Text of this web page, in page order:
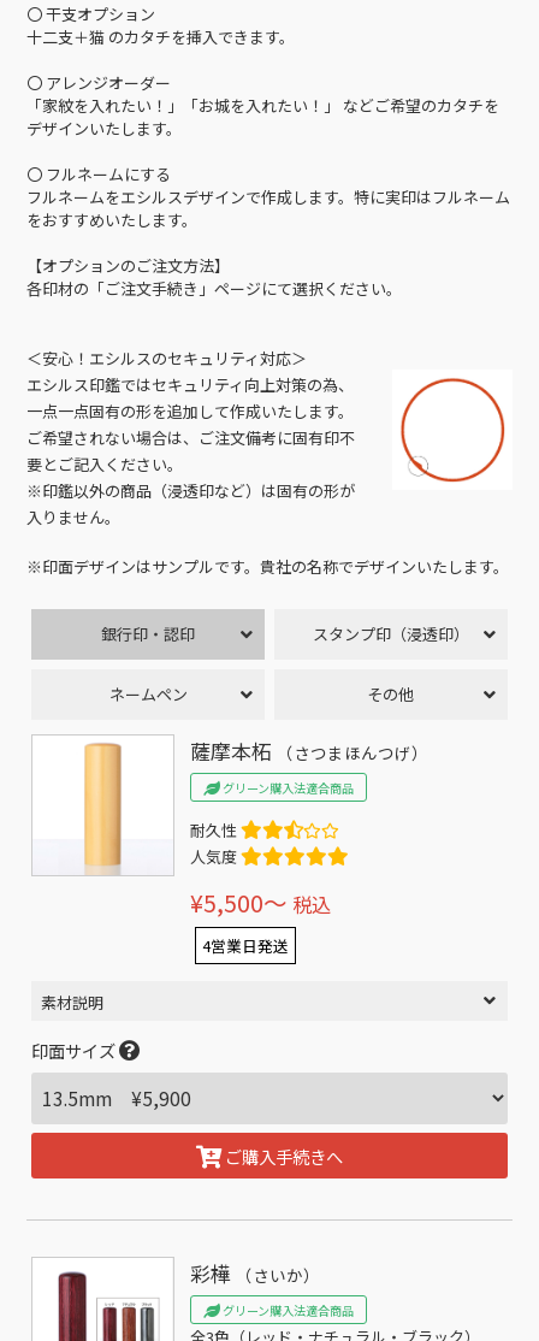
〇 干支オプション
十二支＋猫 のカタチを挿入できます。
〇 アレンジオーダー
「家紋を入れたい！」「お城を入れたい！」 などご希望のカタチを
デザインいたします。
〇 フルネームにする
フルネームをエシルスデザインで作成します。特に実印はフルネーム
をおすすめいたします。
【オプションのご注文方法】
各印材の「ご注文手続き」ページにて選択ください。
＜安心！エシルスのセキュリティ対応＞
エシルス印鑑ではセキュリティ向上対策の為、
一点一点固有の形を追加して作成いたします。
ご希望されない場合は、ご注文備考に固有印不
要とご記入ください。
※印鑑以外の商品（浸透印など）は固有の形が
入りません。
※印面デザインはサンプルです。貴社の名称でデザインいたします。
銀行印・認印 スタンプ印（浸透印）
ネームペン その他
薩摩本柘 （さつまほんつげ）
グリーン購入法適合商品
耐久性
人気度
¥5,500〜 税込
4営業日発送
素材説明
印面サイズ
ご購入手続きへ
彩樺 （さいか）
グリーン購入法適合商品